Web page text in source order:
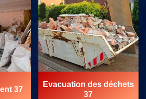
37
Evacuation des déchets
37